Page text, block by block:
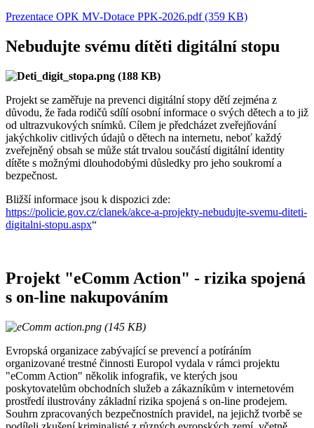
Prezentace OPK MV-Dotace PPK-2026.pdf (359 KB)
Nebudujte svému dítěti digitální stopu
Projekt se zaměřuje na prevenci digitální stopy dětí zejména z
důvodu, že řada rodičů sdílí osobní informace o svých dětech a to již
od ultrazvukových snímků. Cílem je předcházet zveřejňování
jakýchkoliv citlivých údajů o dětech na internetu, neboť každý
zveřejněný obsah se může stát trvalou součástí digitální identity
dítěte s možnými dlouhodobými důsledky pro jeho soukromí a
bezpečnost.
Bližší informace jsou k dispozici zde:
https://policie.gov.cz/clanek/akce-a-projekty-nebudujte-svemu-diteti-
digitalni-stopu.aspx“
Projekt "eComm Action" - rizika spojená
s on-line nakupováním
Evropská organizace zabývající se prevencí a potíráním
organizované trestné činnosti Europol vydala v rámci projektu
"eComm Action" několik infografik, ve kterých jsou
poskytovatelům obchodních služeb a zákazníkům v internetovém
prostředí ilustrovány základní rizika spojená s on-line prodejem.
Souhrn zpracovaných bezpečnostních pravidel, na jejichž tvorbě se